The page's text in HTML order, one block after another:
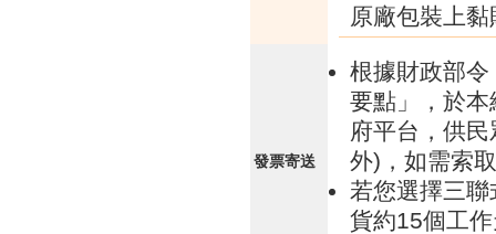
原廠包裝上
發票寄送
根據財政部
要點」，於
府平台，供
外)，如需索
若您選擇三
貨約15個工